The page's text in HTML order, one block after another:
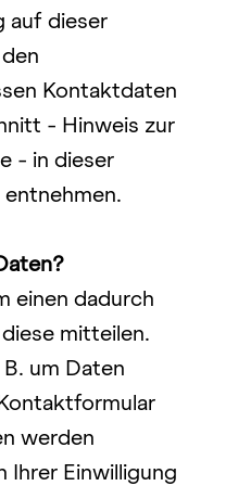
auf dieser
Kontaktdaten
- Hinweis zur
- in dieser
einen dadurch
mitteilen.
um Daten
werden
Ihrer Einwilligung